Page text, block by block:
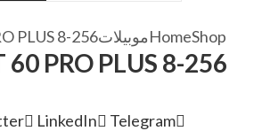
HomeShop موبيلاتPLUS 8-256
PRO PLUS 8-256
LinkedIn
Telegram